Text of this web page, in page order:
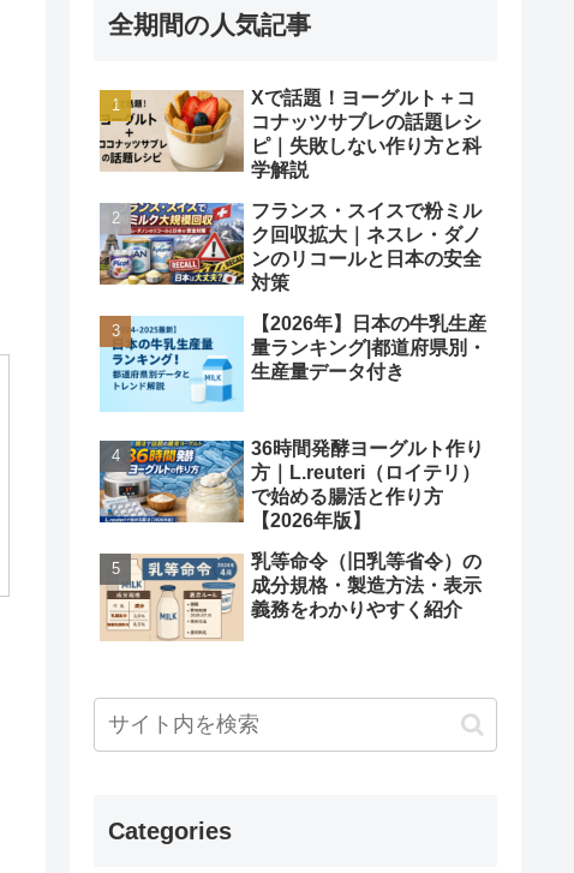
全期間の人気記事
Xで話題！ヨーグルト＋コ
コナッツサブレの話題レシ
ピ｜失敗しない作り方と科
学解説
フランス・スイスで粉ミル
ク回収拡大｜ネスレ・ダノ
ンのリコールと日本の安全
対策
【2026年】日本の牛乳生産
量ランキング|都道府県別・
生産量データ付き
36時間発酵ヨーグルト作り
方｜L.reuteri（ロイテリ）
で始める腸活と作り方
【2026年版】
乳等命令（旧乳等省令）の
成分規格・製造方法・表示
義務をわかりやすく紹介
Categories